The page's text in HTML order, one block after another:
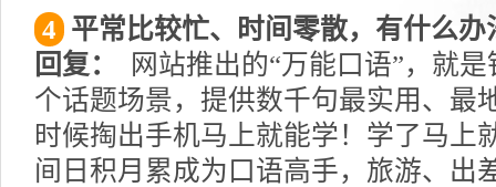
4 平常比较忙、时间零散，有什么
回复：
网站推出的“万能口语”，就
个话题场景，提供数千句最实用、最
时候掏出手机马上就能学！学了马上
间日积月累成为口语高手，旅游、出